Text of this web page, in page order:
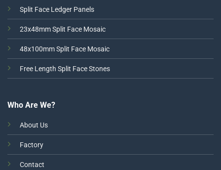
Split Face Ledger Panels
23x48mm Split Face Mosaic
48x100mm Split Face Mosaic
Free Length Split Face Stones
Who Are We?
About Us
Factory
Contact